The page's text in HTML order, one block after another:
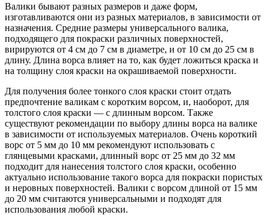
Валики бывают разных размеров и даже форм,
изготавливаются они из разных материалов, в зависимости от
назначения. Средние размеры универсального валика,
подходящего для покраски различных поверхностей,
вирируются от 4 см до 7 см в диаметре, и от 10 см до 25 см в
длину. Длина ворса влияет на то, как будет ложиться краска и
на толщину слоя краски на окрашиваемой поверхности.
Для получения более тонкого слоя краски стоит отдать
предпочтение валикам с коротким ворсом, и, наоборот, для
толстого слоя краски — с длинным ворсом. Также
существуют рекомендации по выбору длины ворса на валике
в зависимости от используемых материалов. Очень короткий
ворс от 5 мм до 10 мм рекомендуют использовать с
глянцевыми красками, длинный ворс от 25 мм до 32 мм
подходит для нанесения толстого слоя краски, особенно
актуально использование такого ворса для покраски пористых
и неровных поверхностей. Валики с ворсом длиной от 15 мм
до 20 мм считаются универсальными и подходят для
использования любой краски.